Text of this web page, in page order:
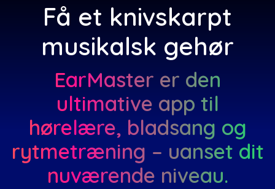
Få et knivskarpt
musikalsk gehør
EarMaster er den
ultimative app til
hørelære, bladsang og
rytmetræning – uanset dit
nuværende niveau.